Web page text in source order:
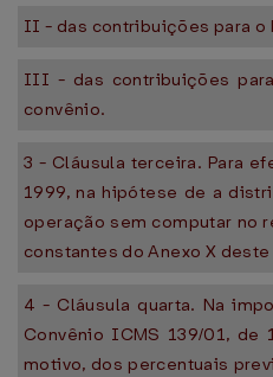
II - das contribuições para o
III - das contribuições para
convênio.
3 - Cláusula terceira. Para
1999, na hipótese de a
operação sem computar no
constantes do Anexo X
4 - Cláusula quarta. Na
Convênio ICMS 139/01,
motivo, dos percentuais